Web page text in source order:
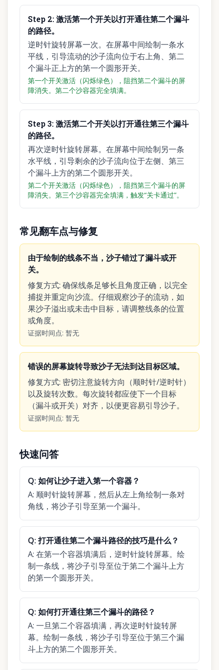
Step 2:激活第一个开关以打开通往第二个漏斗
的路径。
逆时针旋转屏幕一次。在屏幕中间绘制一条水
平线，引导流动的沙子流向位于右上角、第二
个漏斗正上方的第一个圆形开关。
第一个开关激活（闪烁绿色），阻挡第二个漏斗的屏
障消失。第二个沙容器完全填满。
Step3:激活第二个开关以打开通往第三个漏斗
的路径。
再次逆时针旋转屏幕。在屏幕中间绘制另一条
水平线，引导剩余的沙子流向位于左侧、第三
个漏斗上方的第二个圆形开关。
第二个开关激活（闪烁绿色），阻挡第三个漏斗的屏
障消失。第三个沙容器完全填满，触发“关卡通过”。
常见翻车点与修复
由于绘制的线条不当，沙子错过了漏斗或开
关。
修复方式: 确保线条足够长且角度正确，以完全
捕捉并重定向沙流。仔细观察沙子的流动，如
果沙子溢出或未击中目标，请调整线条的位置
或角度。
证据时间点: 暂无
错误的屏幕旋转导致沙子无法到达目标区域。
修复方式: 密切注意旋转方向（顺时针/逆时针）
以及旋转次数。每次旋转都应使下一个目标
（漏斗或开关）对齐，以便更容易引导沙子。
证据时间点: 暂无
快速问答
Q: 如何让沙子进入第一个容器？
A: 顺时针旋转屏幕，然后从左上角绘制一条对
角线，将沙子引导至第一个漏斗。
Q:打开通往第二个漏斗路径的技巧是什么？
A: 在第一个容器填满后，逆时针旋转屏幕。绘
制一条线，将沙子引导至位于第二个漏斗上方
的第一个圆形开关。
Q: 如何打开通往第三个漏斗的路径？
A: 一旦第二个容器填满，再次逆时针旋转屏
幕。绘制一条线，将沙子引导至位于第三个漏
斗上方的第二个圆形开关。